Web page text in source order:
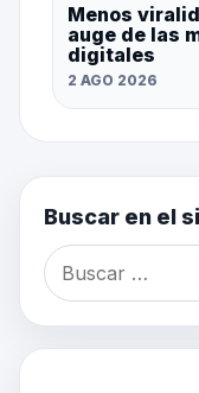
Menos
auge de las
digitales
2 AGO 2026
Buscar en el